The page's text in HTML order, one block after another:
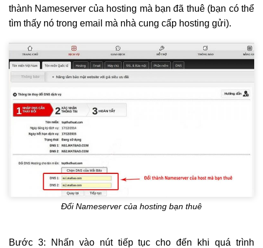
thành Nameserver của hosting mà bạn đã thuê (bạn có thể
tìm thấy nó trong email mà nhà cung cấp hosting gửi).
Đổi Nameserver của hosting bạn thuê
Bước 3: Nhấn vào nút tiếp tục cho đến khi quá trình